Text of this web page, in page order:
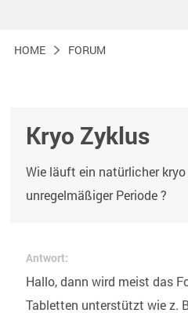
HOME FORUM
Kryo Zyklus
Wie läuft ein natürlicher
unregelmäßiger Periode ?
Antwort:
Hallo, dann wird meist das
Tabletten unterstützt wie z.